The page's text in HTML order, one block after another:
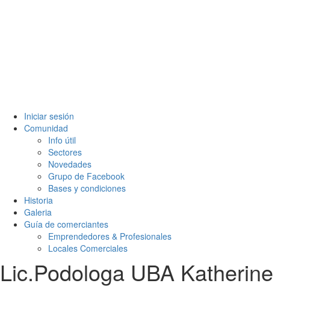
Iniciar sesión
Comunidad
Info útil
Sectores
Novedades
Grupo de Facebook
Bases y condiciones
Historia
Galeria
Guía de comerciantes
Emprendedores & Profesionales
Locales Comerciales
Lic.Podologa UBA Katherine